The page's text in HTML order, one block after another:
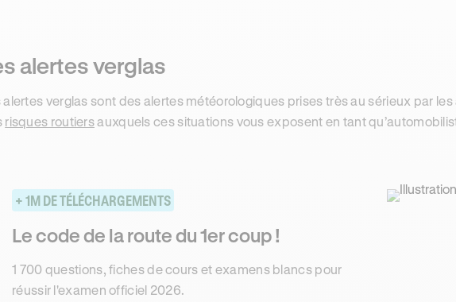
alertes verglas
alertes verglas sont des alertes météorologiques prises très au sérieux par
risques routiersauxquels ces situations vous exposent en tant
+ 1M DE TÉLÉCHARGEMENTS
Le code de la route du 1er coup !
1 700 questions, fiches de cours et examens blancs pour
réussir l'examen officiel 2026.